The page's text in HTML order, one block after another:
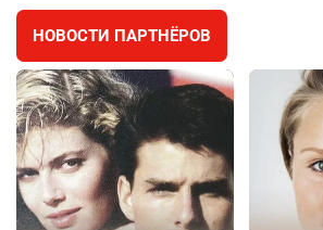
🇫🇷 Клуб ПСЖ объявил об
футбольной академии в Астане
2634 2 39
5
🇺🇸🇯🇵 США и Япония провели
интервенцию для спасения иены
2693 1 16
НОВОСТИ ПАРТНЁРОВ